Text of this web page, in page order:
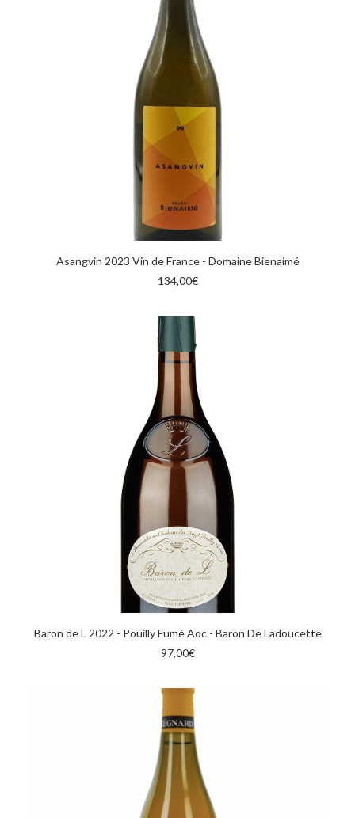
AGGIUNGI AL CARRELLO
Asangvin 2023 Vin de France - Domaine Bienaimé
134,00€
AGGIUNGI AL CARRELLO
Baron de L 2022 - Pouilly Fumè Aoc - Baron De Ladoucette
97,00€